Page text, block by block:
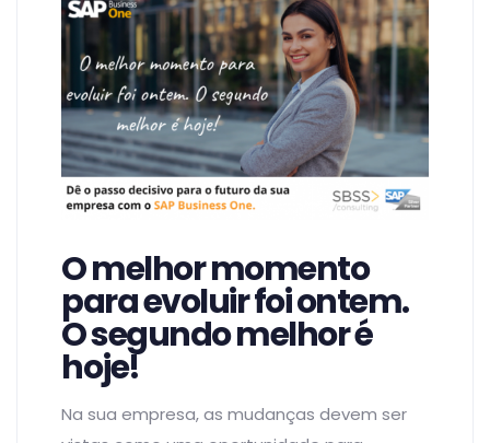
O melhor momento
para evoluir foi ontem.
O segundo melhor é
hoje!
Na sua empresa, as mudanças devem ser